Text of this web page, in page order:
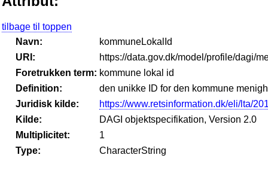
tilbage til toppen
Navn:
kommuneLokalId
URI:
https://data.gov.dk/model/profile/dagi/
Foretrukken term: kommune lokal id
Definition:
den unikke ID for den kommune
Juridisk kilde:
https://www.retsinformation.dk/eli/lta/
Kilde:
DAGI objektspecifikation, Version 2.0
Multiplicitet:
1
Type:
CharacterString